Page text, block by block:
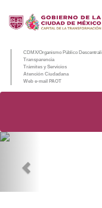
CDMX/Organismo Público
Transparencia
Trámites y Servicios
Atención Ciudadana
Web e-mail PAOT